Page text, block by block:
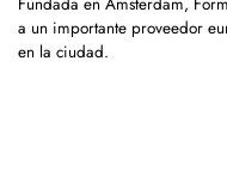
a un importante proveedor
en la ciudad.